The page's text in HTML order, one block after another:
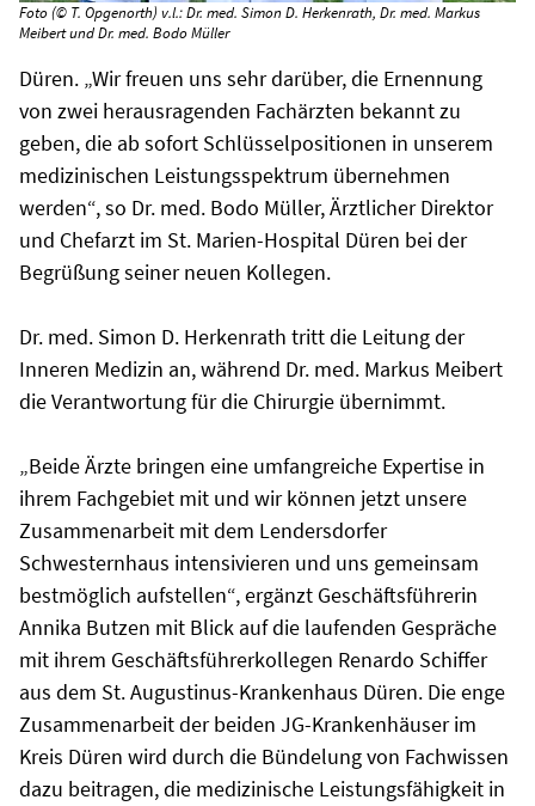
Foto (© T. Opgenorth) v.l.: Dr. med. Simon D. Herkenrath, Dr. med. Markus
Meibert und Dr. med. Bodo Müller
Düren. „Wir freuen uns sehr darüber, die Ernennung
von zwei herausragenden Fachärzten bekannt zu
geben, die ab sofort Schlüsselpositionen in unserem
medizinischen Leistungsspektrum übernehmen
werden“, so Dr. med. Bodo Müller, Ärztlicher Direktor
und Chefarzt im St. Marien-Hospital Düren bei der
Begrüßung seiner neuen Kollegen.
Dr. med. Simon D. Herkenrath tritt die Leitung der
Inneren Medizin an, während Dr. med. Markus Meibert
die Verantwortung für die Chirurgie übernimmt.
„Beide Ärzte bringen eine umfangreiche Expertise in
ihrem Fachgebiet mit und wir können jetzt unsere
Zusammenarbeit mit dem Lendersdorfer
Schwesternhaus intensivieren und uns gemeinsam
bestmöglich aufstellen“, ergänzt Geschäftsführerin
Annika Butzen mit Blick auf die laufenden Gespräche
mit ihrem Geschäftsführerkollegen Renardo Schiffer
aus dem St. Augustinus-Krankenhaus Düren. Die enge
Zusammenarbeit der beiden JG-Krankenhäuser im
Kreis Düren wird durch die Bündelung von Fachwissen
dazu beitragen, die medizinische Leistungsfähigkeit in